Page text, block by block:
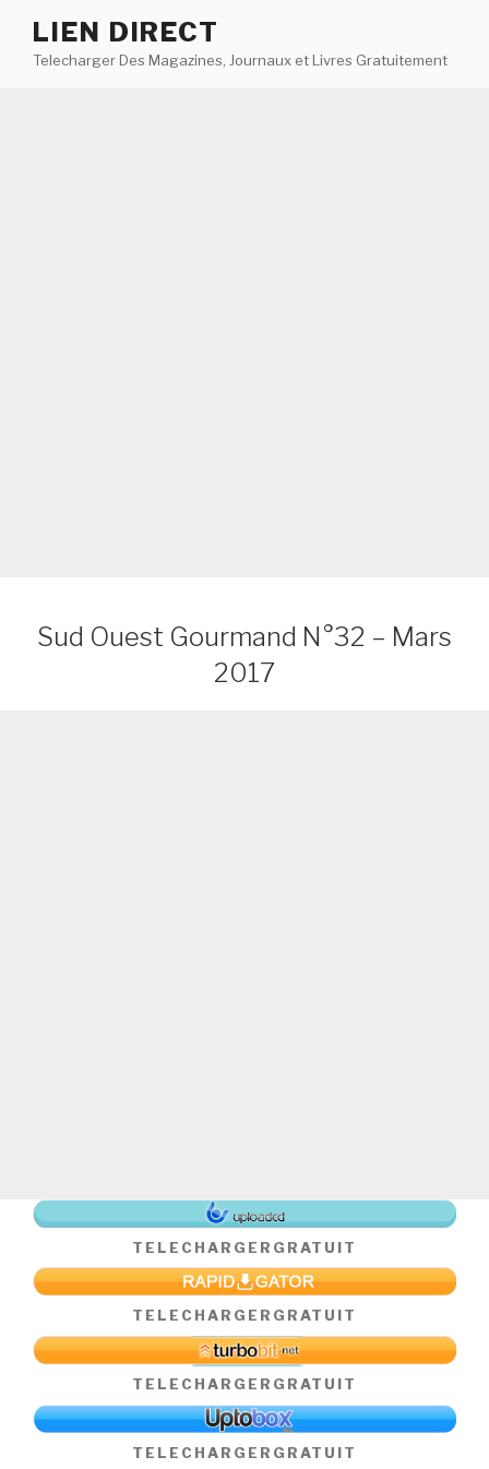
contenu
LIEN DIRECT
Telecharger Des Magazines, Journaux et Livres Gratuitement
Sud Ouest Gourmand N°32 – Mars
2017
TELECHARGER GRATUIT
TELECHARGER GRATUIT
TELECHARGER GRATUIT
TELECHARGER GRATUIT